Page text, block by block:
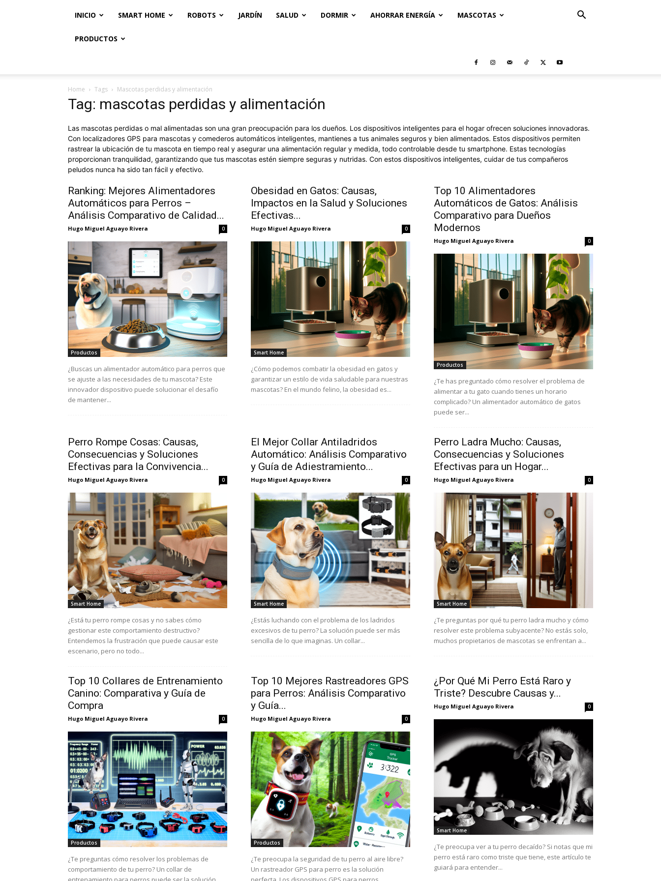
INICIO SMART HOME ROBOTS JARDÍN SALUD DORMIR AHORRAR ENERGÍA MASCOTAS
PRODUCTOS
Home Tags Mascotas perdidas y alimentación
Tag: mascotas perdidas y alimentación
Las mascotas perdidas o mal alimentadas son una gran preocupación para los dueños. Los dispositivos inteligentes para el hogar ofrecen soluciones innovadoras.
Con localizadores GPS para mascotas y comederos automáticos inteligentes, mantienes a tus animales seguros y bien alimentados. Estos dispositivos permiten
rastrear la ubicación de tu mascota en tiempo real y asegurar una alimentación regular y medida, todo controlable desde tu smartphone. Estas tecnologías
proporcionan tranquilidad, garantizando que tus mascotas estén siempre seguras y nutridas. Con estos dispositivos inteligentes, cuidar de tus compañeros
peludos nunca ha sido tan fácil y efectivo.
Ranking: Mejores Alimentadores
Automáticos para Perros –
Análisis Comparativo de Calidad...
Hugo Miguel Aguayo Rivera 0
Productos
¿Buscas un alimentador automático para perros que
se ajuste a las necesidades de tu mascota? Este
innovador dispositivo puede solucionar el desafío
de mantener...
Obesidad en Gatos: Causas,
Impactos en la Salud y Soluciones
Efectivas...
Hugo Miguel Aguayo Rivera 0
Smart Home
¿Cómo podemos combatir la obesidad en gatos y
garantizar un estilo de vida saludable para nuestras
mascotas? En el mundo felino, la obesidad es...
Top 10 Alimentadores
Automáticos de Gatos: Análisis
Comparativo para Dueños
Modernos
Hugo Miguel Aguayo Rivera 0
Productos
¿Te has preguntado cómo resolver el problema de
alimentar a tu gato cuando tienes un horario
complicado? Un alimentador automático de gatos
puede ser...
Perro Rompe Cosas: Causas,
Consecuencias y Soluciones
Efectivas para la Convivencia...
Hugo Miguel Aguayo Rivera 0
Smart Home
¿Está tu perro rompe cosas y no sabes cómo
gestionar este comportamiento destructivo?
Entendemos la frustración que puede causar este
escenario, pero no todo...
El Mejor Collar Antiladridos
Automático: Análisis Comparativo
y Guía de Adiestramiento...
Hugo Miguel Aguayo Rivera 0
Smart Home
¿Estás luchando con el problema de los ladridos
excesivos de tu perro? La solución puede ser más
sencilla de lo que imaginas. Un collar...
Perro Ladra Mucho: Causas,
Consecuencias y Soluciones
Efectivas para un Hogar...
Hugo Miguel Aguayo Rivera 0
Smart Home
¿Te preguntas por qué tu perro ladra mucho y cómo
resolver este problema subyacente? No estás solo,
muchos propietarios de mascotas se enfrentan a...
Top 10 Collares de Entrenamiento
Canino: Comparativa y Guía de
Compra
Hugo Miguel Aguayo Rivera 0
Productos
¿Te preguntas cómo resolver los problemas de
comportamiento de tu perro? Un collar de
Top 10 Mejores Rastreadores GPS
para Perros: Análisis Comparativo
y Guía...
Hugo Miguel Aguayo Rivera 0
Productos
¿Te preocupa la seguridad de tu perro al aire libre?
Un rastreador GPS para perro es la solución
¿Por Qué Mi Perro Está Raro y
Triste? Descubre Causas y...
Hugo Miguel Aguayo Rivera 0
Smart Home
¿Te preocupa ver a tu perro decaído? Si notas que mi
perro está raro como triste que tiene, este artículo te
guiará para entender...